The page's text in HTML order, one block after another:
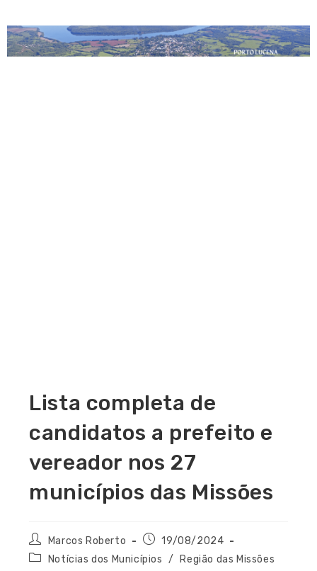
Lista completa de
candidatos a prefeito e
vereador nos 27
municípios das Missões
Marcos Roberto
19/08/2024
Notícias dos Municípios
/ Região das Missões